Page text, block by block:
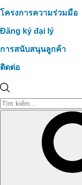
โครงการความร่วมมือ
Đăng ký đại lý
การสนับสนุนลูกค้า
ติดต่อ